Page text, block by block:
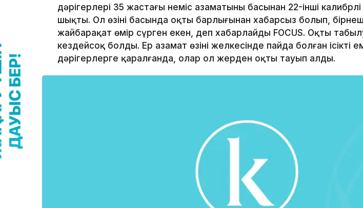
дәрігерлері 35 жастағы неміс азаматының басынан 22-інші
шықты. Ол өзінің басында оқтың барлығынан хабарсыз болып,
жайбарақат өмір сүрген екен, деп хабарлайды FOCUS. Оқтың
кездейсоқ болды. Ер азамат өзінің желкесінде пайда болған ісікті
дәрігерлерге қаралғанда, олар ол жерден оқты тауып алды.